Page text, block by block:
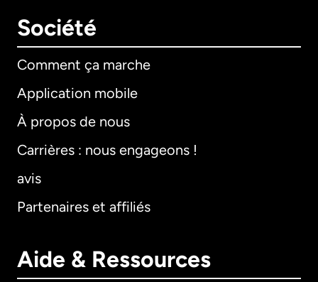
Société
Comment ça marche
Application mobile
À propos de nous
Carrières : nous engageons !
avis
Partenaires et affiliés
Aide & Ressources